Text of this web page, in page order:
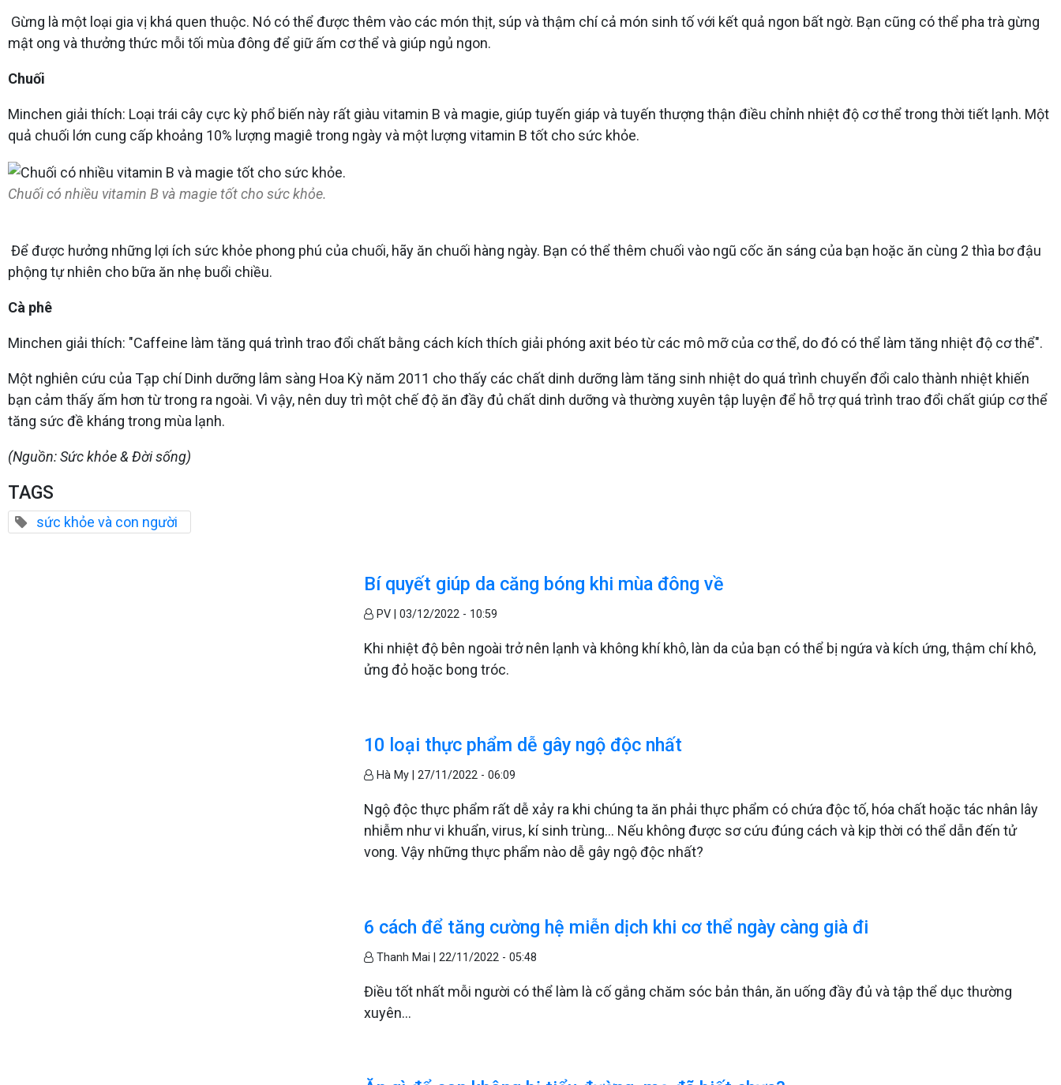
Gừng là một loại gia vị khá quen thuộc. Nó có thể được thêm vào các món thịt, súp và thậm chí cả món sinh tố với kết quả ngon bất ngờ. Bạn cũng có thể pha trà gừng
mật ong và thưởng thức mỗi tối mùa đông để giữ ấm cơ thể và giúp ngủ ngon.
Chuối
Minchen giải thích: Loại trái cây cực kỳ phổ biến này rất giàu vitamin B và magie, giúp tuyến giáp và tuyến thượng thận điều chỉnh nhiệt độ cơ thể trong thời tiết lạnh. Một
quả chuối lớn cung cấp khoảng 10% lượng magiê trong ngày và một lượng vitamin B tốt cho sức khỏe.
Chuối có nhiều vitamin B và magie tốt cho sức khỏe.
Để được hưởng những lợi ích sức khỏe phong phú của chuối, hãy ăn chuối hàng ngày. Bạn có thể thêm chuối vào ngũ cốc ăn sáng của bạn hoặc ăn cùng 2 thìa bơ đậu
phộng tự nhiên cho bữa ăn nhẹ buổi chiều.
Cà phê
Minchen giải thích: "Caffeine làm tăng quá trình trao đổi chất bằng cách kích thích giải phóng axit béo từ các mô mỡ của cơ thể, do đó có thể làm tăng nhiệt độ cơ thể".
Một nghiên cứu của Tạp chí Dinh dưỡng lâm sàng Hoa Kỳ năm 2011 cho thấy các chất dinh dưỡng làm tăng sinh nhiệt do quá trình chuyển đổi calo thành nhiệt khiến
bạn cảm thấy ấm hơn từ trong ra ngoài. Vì vậy, nên duy trì một chế độ ăn đầy đủ chất dinh dưỡng và thường xuyên tập luyện để hỗ trợ quá trình trao đổi chất giúp cơ thể
tăng sức đề kháng trong mùa lạnh.
(Nguồn: Sức khỏe & Đời sống)
TAGS
sức khỏe và con người
Bí quyết giúp da căng bóng khi mùa đông về
PV |03/12/2022 - 10:59
Khi nhiệt độ bên ngoài trở nên lạnh và không khí khô, làn da của bạn có thể bị ngứa và kích ứng, thậm chí khô,
ửng đỏ hoặc bong tróc.
10 loại thực phẩm dễ gây ngộ độc nhất
Hà My |27/11/2022 - 06:09
Ngộ độc thực phẩm rất dễ xảy ra khi chúng ta ăn phải thực phẩm có chứa độc tố, hóa chất hoặc tác nhân lây
nhiễm như vi khuẩn, virus, kí sinh trùng… Nếu không được sơ cứu đúng cách và kịp thời có thể dẫn đến tử
vong. Vậy những thực phẩm nào dễ gây ngộ độc nhất?
6 cách để tăng cường hệ miễn dịch khi cơ thể ngày càng già đi
Thanh Mai |22/11/2022 - 05:48
Điều tốt nhất mỗi người có thể làm là cố gắng chăm sóc bản thân, ăn uống đầy đủ và tập thể dục thường
xuyên...